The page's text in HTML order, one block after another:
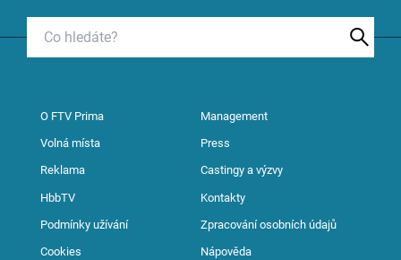
O FTV Prima Management
Volná místa Press
Reklama Castingy a výzvy
HbbTV Kontakty
Podmínky užívání Zpracování osobních údajů
Cookies Nápověda